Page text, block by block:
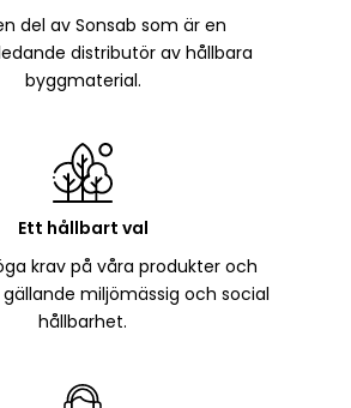
del av Sonsab som är en
distributör av hållbara
byggmaterial.
Ett hållbart val
krav på våra produkter och
miljömässig och social
hållbarhet.